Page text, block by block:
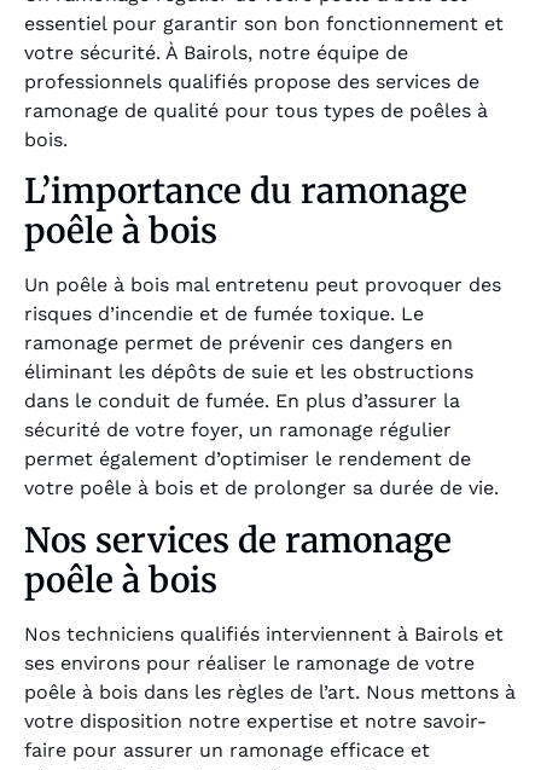
essentiel pour garantir son bon fonctionnement et
votre sécurité. À Bairols, notre équipe de
professionnels qualifiés propose des services de
ramonage de qualité pour tous types de poêles à
bois.
L’importance du ramonage
poêle à bois
Un poêle à bois mal entretenu peut provoquer des
risques d’incendie et de fumée toxique. Le
ramonage permet de prévenir ces dangers en
éliminant les dépôts de suie et les obstructions
dans le conduit de fumée. En plus d’assurer la
sécurité de votre foyer, un ramonage régulier
permet également d’optimiser le rendement de
votre poêle à bois et de prolonger sa durée de vie.
Nos services de ramonage
poêle à bois
Nos techniciens qualifiés interviennent à Bairols et
ses environs pour réaliser le ramonage de votre
poêle à bois dans les règles de l’art. Nous mettons à
votre disposition notre expertise et notre savoir-
faire pour assurer un ramonage efficace et